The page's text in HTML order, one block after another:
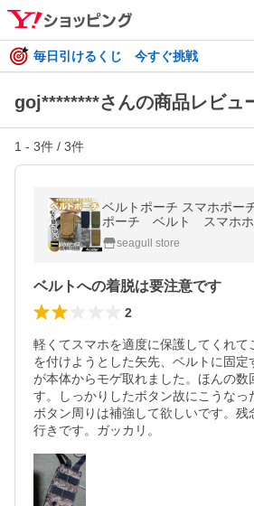
毎日引けるくじ 今すぐ挑戦
goj********さんの商品レビュ
1 - 3件 / 3件
ベルトポーチ スマホポ
ポーチ ベルト スマホホ
ポーチseagull store
ベルトへの着脱は要注意です
2
軽くてスマホを適度に保護してくれて
を付けようとした矢先、ベルトに固定
が本体からモゲ取れました。ほんの数
す。しっかりしたボタン故にこうなっ
ボタン周りは補強して欲しいです。残
行きです。ガッカリ。